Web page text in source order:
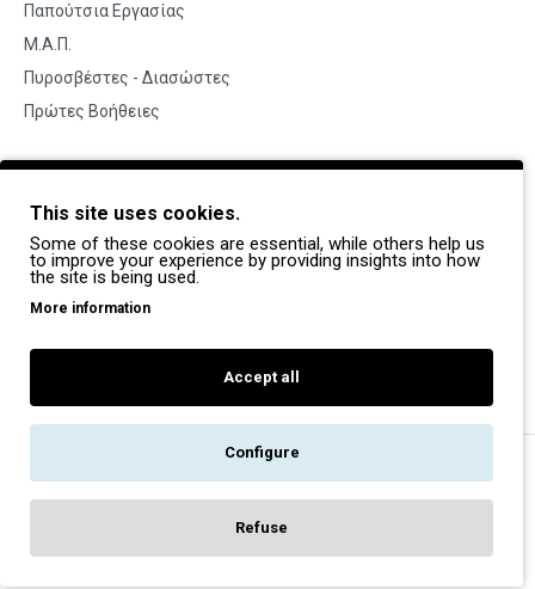
Παπούτσια Εργασίας
Μ.Α.Π.
Πυροσβέστες - Διασώστες
Πρώτες Βοήθειες
BRANDS
Payper
Dike
Coverguard
Portwest
Exena
This site uses cookies.
Some of these cookies are essential, while others help us
to improve your experience by providing insights into how
the site is being used.
More information
Accept all
Configure
Refuse